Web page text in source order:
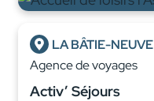
LA BÂTIE-NEUVE
Agence de voyages
Activ’ Séjours